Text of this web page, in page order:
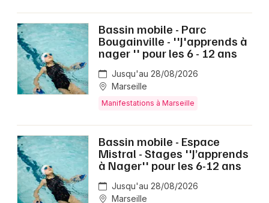
Bassin mobile - Parc
Bougainville - ''J'apprends à
nager '' pour les 6 - 12 ans
Jusqu'au 28/08/2026
Marseille
Manifestations à Marseille
Bassin mobile - Espace
Mistral - Stages ''J’apprends
à Nager'' pour les 6-12 ans
Jusqu'au 28/08/2026
Marseille